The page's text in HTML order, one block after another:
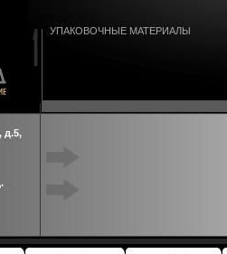
д.5,
УПАКОВОЧНЫЕ МАТЕРИАЛЫ